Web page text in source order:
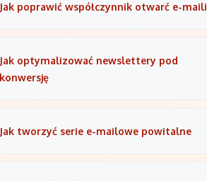
Jak poprawić współczynnik otwarć e-maili
Jak optymalizować newslettery pod
konwersję
Jak tworzyć serie e-mailowe powitalne